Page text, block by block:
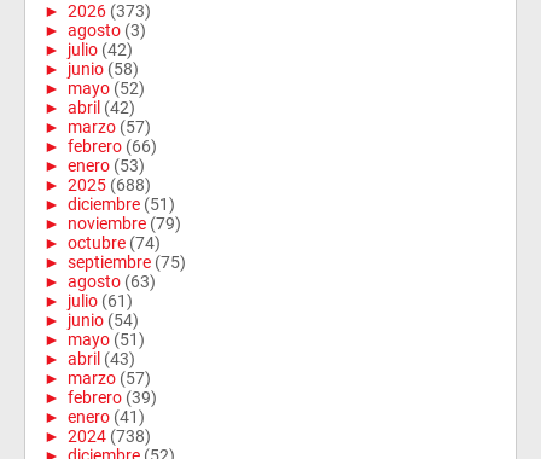
► 2026 (373)
► agosto (3)
► julio (42)
► junio (58)
► mayo (52)
► abril (42)
► marzo (57)
► febrero (66)
► enero (53)
► 2025 (688)
► diciembre (51)
► noviembre (79)
► octubre (74)
► septiembre (75)
► agosto (63)
► julio (61)
► junio (54)
► mayo (51)
► abril (43)
► marzo (57)
► febrero (39)
► enero (41)
► 2024 (738)